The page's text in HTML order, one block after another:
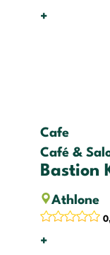
+
Cafe
Café &
Bastion
Athlone
+